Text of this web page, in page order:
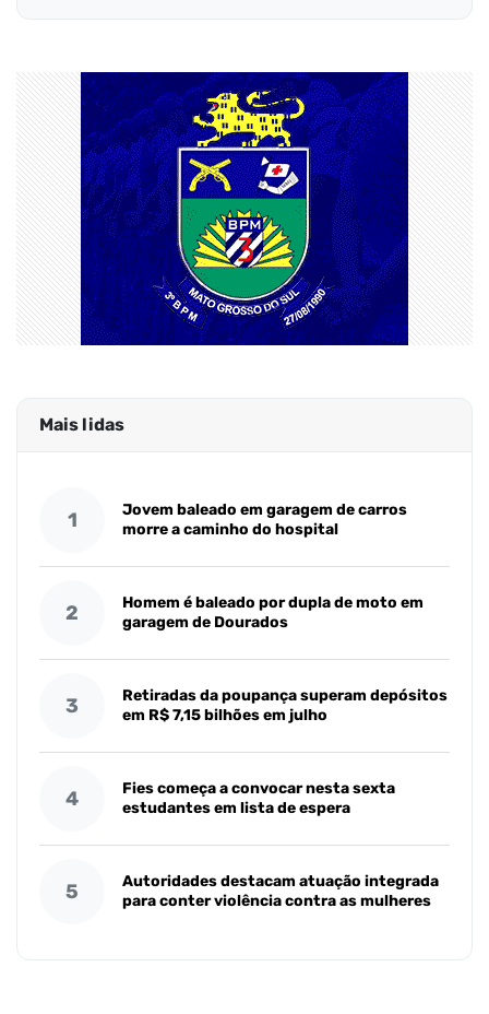
Mais lidas
1
Jovem baleado em garagem de carros
morre a caminho do hospital
2
Homem é baleado por dupla de moto em
garagem de Dourados
3
Retiradas da poupança superam depósitos
em R$ 7,15 bilhões em julho
4
Fies começa a convocar nesta sexta
estudantes em lista de espera
5
Autoridades destacam atuação integrada
para conter violência contra as mulheres